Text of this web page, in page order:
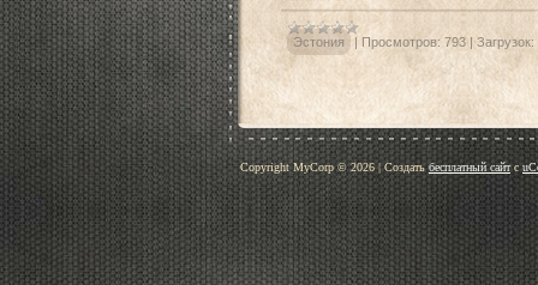
Эстония | Просмотров: 793|Загрузок:
Copyright MyCorp © 2026|Создатьбесплатный сайтс